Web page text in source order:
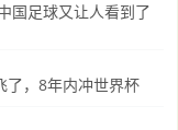
国足球又让人看到了
了，8年内冲世界杯